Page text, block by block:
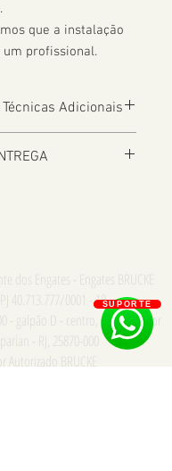
que a instalação
profissional.
Adicionais
dos Engates - Engates BRUCKE
/0001 - 18
- galpão D - centro, Comendador
- RJ,
Autorizado BRUCKE
SUPORTE